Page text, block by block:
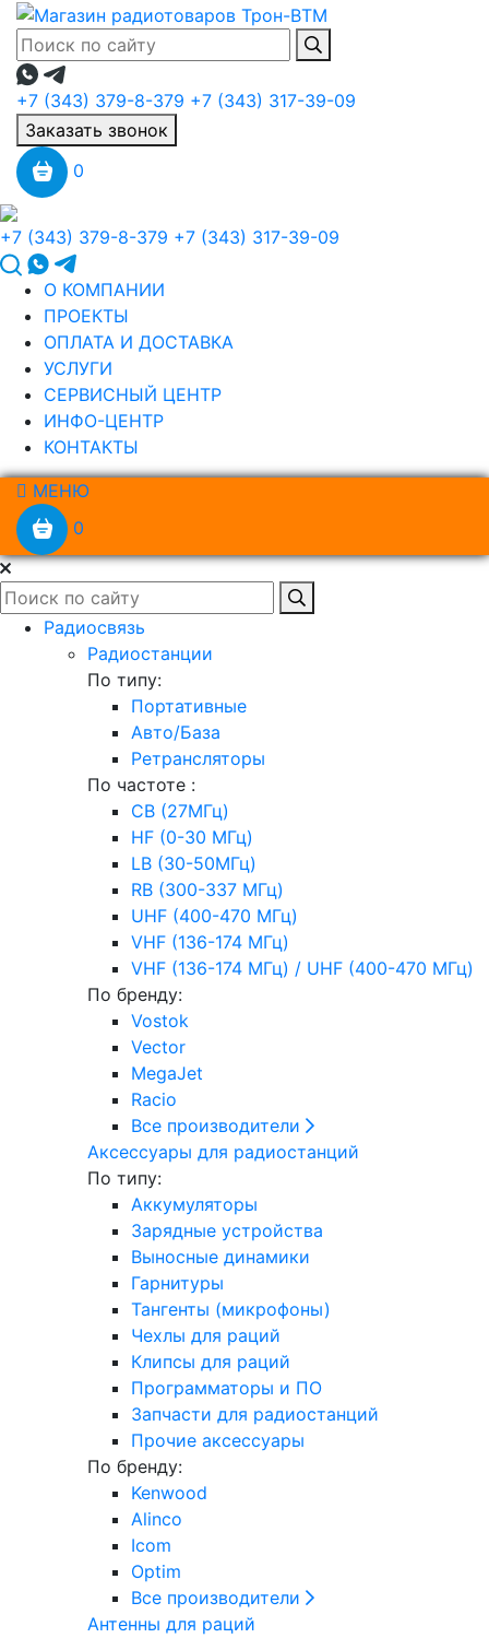
+7 (343) 379-8-379 +7 (343) 317-39-09
Заказать звонок
0
+7 (343) 379-8-379 +7 (343) 317-39-09
О КОМПАНИИ
ПРОЕКТЫ
ОПЛАТА И ДОСТАВКА
УСЛУГИ
СЕРВИСНЫЙ ЦЕНТР
ИНФО-ЦЕНТР
КОНТАКТЫ
МЕНЮ
0
Радиосвязь
Радиостанции
По типу:
Портативные
Авто/База
Ретрансляторы
По частоте :
CB (27МГц)
HF (0-30 МГц)
LB (30-50МГц)
RB (300-337 МГц)
UHF (400-470 МГц)
VHF (136-174 МГц)
VHF (136-174 МГц) / UHF (400-470 МГц)
По бренду:
Vostok
Vector
MegaJet
Racio
Все производители
Аксессуары для радиостанций
По типу:
Аккумуляторы
Зарядные устройства
Выносные динамики
Гарнитуры
Тангенты (микрофоны)
Чехлы для раций
Клипсы для раций
Программаторы и ПО
Запчасти для радиостанций
Прочие аксессуары
По бренду:
Kenwood
Alinco
Icom
Optim
Все производители
Антенны для раций